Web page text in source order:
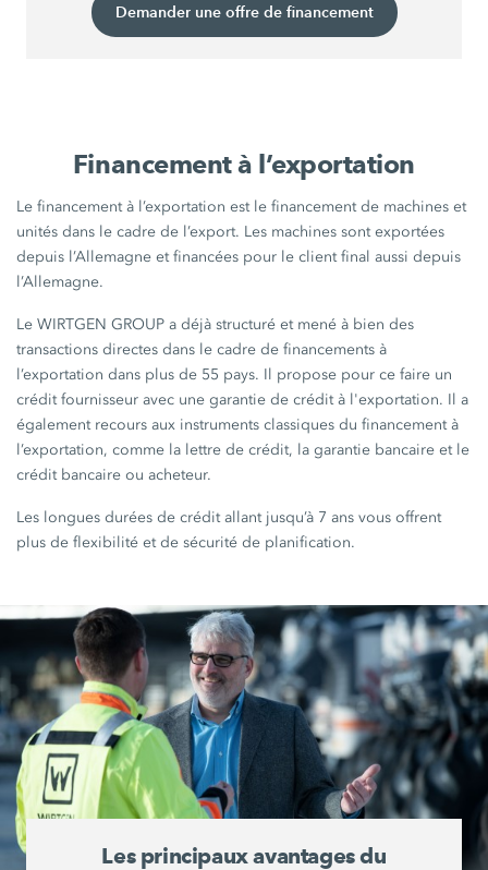
Demander une offre de financement
Financement à l’exportation
Le financement à l’exportation est le financement de machines et
unités dans le cadre de l’export. Les machines sont exportées
depuis l’Allemagne et financées pour le client final aussi depuis
l’Allemagne.
Le WIRTGEN GROUP a déjà structuré et mené à bien des
transactions directes dans le cadre de financements à
l’exportation dans plus de 55 pays. Il propose pour ce faire un
crédit fournisseur avec une garantie de crédit à l'exportation. Il a
également recours aux instruments classiques du financement à
l’exportation, comme la lettre de crédit, la garantie bancaire et le
crédit bancaire ou acheteur.
Les longues durées de crédit allant jusqu’à 7 ans vous offrent
plus de flexibilité et de sécurité de planification.
Les principaux avantages du